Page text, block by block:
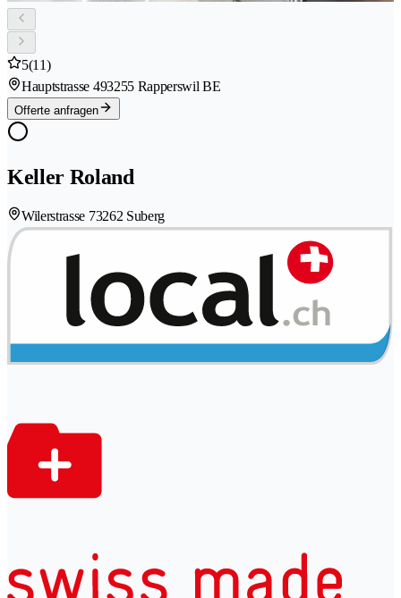
5(11)
Hauptstrasse 493255 Rapperswil BE
Offerte anfragen
Keller Roland
Wilerstrasse 73262 Suberg